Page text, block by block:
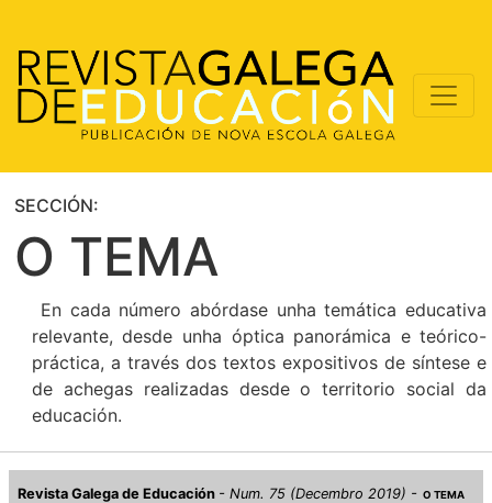
SECCIÓN:
O TEMA
En cada número abórdase unha temática educativa
relevante, desde unha óptica panorámica e teórico-
práctica, a través dos textos expositivos de síntese e
de achegas realizadas desde o territorio social da
educación.
Revista Galega de Educación Num. 75 (Decembro 2019) O TEMA